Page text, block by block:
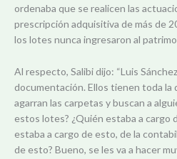
ordenaba que se realicen las
prescripción adquisitiva de más de
los lotes nunca ingresaron al
Al respecto, Salibi dijo: “Luis
documentación. Ellos tienen toda la
agarran las carpetas y buscan a
estos lotes? ¿Quién estaba a cargo
estaba a cargo de esto, de la
de esto? Bueno, se les va a hacer